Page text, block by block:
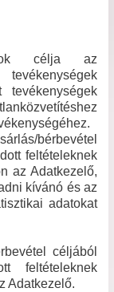
célja az
bérbevétel
feltételeknek
az Adatkezelő,
kívánó és az
adatokat
céljából
feltételeknek
Adatkezelő.